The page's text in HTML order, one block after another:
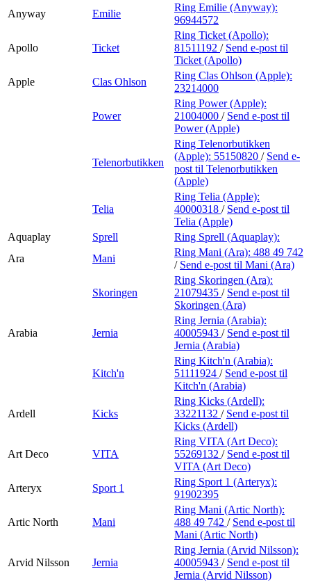
Anyway
Emilie
Ring Emilie (Anyway):
96944572
Apollo Ticket
Ring Ticket (Apollo):
81511192 / Send e-post til
Ticket (Apollo)
Apple
Clas Ohlson
Ring Clas Ohlson (Apple):
23214000
Power
Ring Power (Apple):
21004000 / Send e-post til
Power (Apple)
Telenorbutikken
Ring Telenorbutikken
(Apple): 55150820 / Send e-
post til Telenorbutikken
(Apple)
Telia
Ring Telia (Apple):
40000318 / Send e-post til
Telia (Apple)
Aquaplay
Sprell
Ring Sprell (Aquaplay):
Ara
Mani
Ring Mani (Ara): 488 49 742
/ Send e-post til Mani (Ara)
Skoringen
Ring Skoringen (Ara):
21079435 / Send e-post til
Skoringen (Ara)
Arabia Jernia
Ring Jernia (Arabia):
40005943 / Send e-post til
Jernia (Arabia)
Kitch'n
Ring Kitch'n (Arabia):
51111924 / Send e-post til
Kitch'n (Arabia)
Ardell Kicks
Ring Kicks (Ardell):
33221132 / Send e-post til
Kicks (Ardell)
Art Deco VITA
Ring VITA (Art Deco):
55269132 / Send e-post til
VITA (Art Deco)
Arteryx
Sport 1
Ring Sport 1 (Arteryx):
91902395
Artic North Mani
Ring Mani (Artic North):
488 49 742 / Send e-post til
Mani (Artic North)
Arvid Nilsson Jernia
Ring Jernia (Arvid Nilsson):
40005943 / Send e-post til
Jernia (Arvid Nilsson)